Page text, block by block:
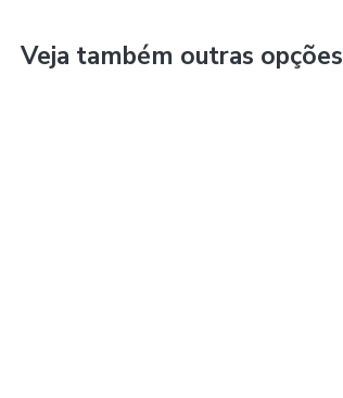
Veja também outras opções